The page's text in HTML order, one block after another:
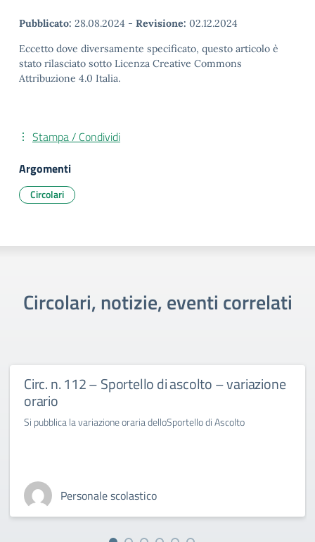
Pubblicato: 28.08.2024 - Revisione: 02.12.2024
Eccetto dove diversamente specificato, questo articolo è
stato rilasciato sotto Licenza Creative Commons
Attribuzione 4.0 Italia.
Stampa / Condividi
Argomenti
Circolari
Circolari, notizie, eventi correlati
Circ. n. 112 – Sportello di ascolto – variazione
orario
Si pubblica la variazione oraria delloSportello di Ascolto
Personale scolastico